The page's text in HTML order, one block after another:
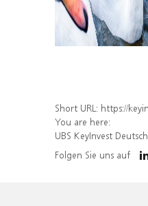
Short URL: https://keyinvest-
You are here:
UBS KeyInvest
Folgen Sie uns auf